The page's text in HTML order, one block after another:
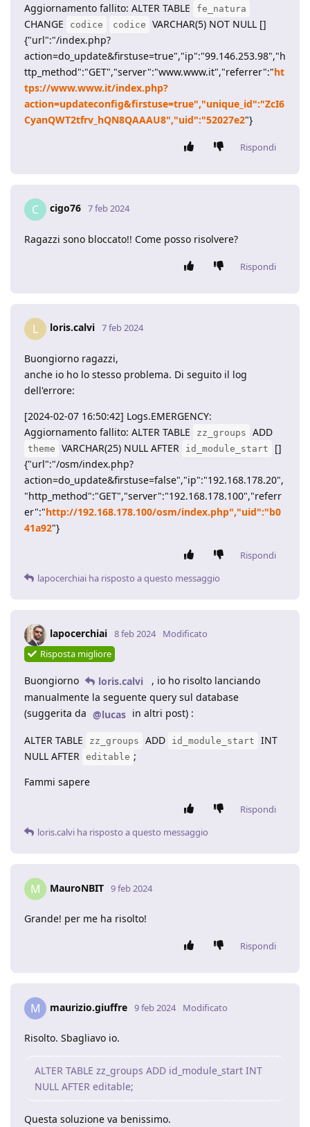
Aggiornamento fallito: ALTER TABLE fe_natura
CHANGE codice codice
VARCHAR(5) NOT NULL []
{"url":"/index.php?
action=do_update&firstuse=true","ip":"99.146.253.98","h
ttp_method":"GET","server":"www.www.it","referrer":"ht
tps://www.www.it/index.php?
action=updateconfig&firstuse=true","unique_id":"ZcI6
CyanQWT2tfrv_hQN8QAAAU8","uid":"52027e2"}
Rispondi
C cigo76 7 feb 2024
Ragazzi sono bloccato!! Come posso risolvere?
Rispondi
L loris.calvi 7 feb 2024
Buongiorno ragazzi,
anche io ho lo stesso problema. Di seguito il log
dell'errore:
[2024-02-07 16:50:42] Logs.EMERGENCY:
Aggiornamento fallito: ALTER TABLE
zz_groups ADD
theme VARCHAR(25) NULL AFTER id_module_start
[]
{"url":"/osm/index.php?
action=do_update&firstuse=false","ip":"192.168.178.20",
"http_method":"GET","server":"192.168.178.100","referr
er":"http://192.168.178.100/osm/index.php","uid":"b0
41a92"}
Rispondi
lapocerchiai ha risposto a questo messaggio
lapocerchiai 8 feb 2024
Modificato
Risposta migliore
Buongiorno loris.calvi
, io ho risolto lanciando
manualmente la seguente query sul database
(suggerita da @lucas in altri post) :
ALTER TABLE zz_groups ADD id_module_start
INT
NULL AFTER editable ;
Fammi sapere
Rispondi
loris.calvi ha risposto a questo messaggio
M MauroNBIT 9 feb 2024
Grande! per me ha risolto!
Rispondi
M maurizio.giuffre 9 feb 2024 Modificato
Risolto. Sbagliavo io.
ALTER TABLE zz_groups ADD id_module_start INT
NULL AFTER editable;
Questa soluzione va benissimo.